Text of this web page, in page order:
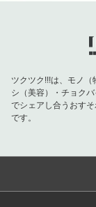
ツクツク!!!は、モノ
シ（美容）・チョク
でシェアし合うおす
です。